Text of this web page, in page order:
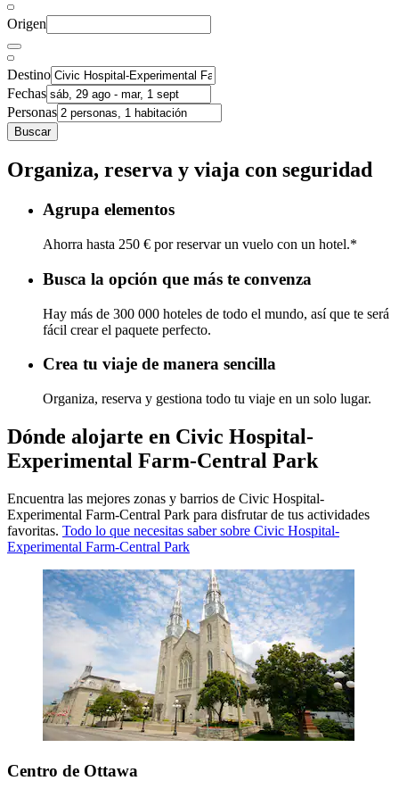
Origen
Destino
Fechas
Personas
Buscar
Organiza, reserva y viaja con seguridad
Agrupa elementos
Ahorra hasta 250 € por reservar un vuelo con un hotel.*
Busca la opción que más te convenza
Hay más de 300 000 hoteles de todo el mundo, así que te será
fácil crear el paquete perfecto.
Crea tu viaje de manera sencilla
Organiza, reserva y gestiona todo tu viaje en un solo lugar.
Dónde alojarte en Civic Hospital-
Experimental Farm-Central Park
Encuentra las mejores zonas y barrios de Civic Hospital-
Experimental Farm-Central Park para disfrutar de tus actividades
favoritas. Todo lo que necesitas saber sobre Civic Hospital-
Experimental Farm-Central Park
Centro de Ottawa